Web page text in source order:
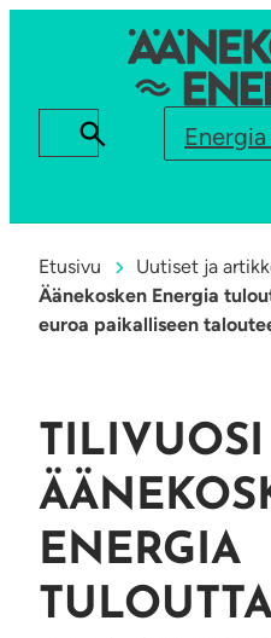
Etusivu Uutiset ja
Äänekosken Energia
euroa paikalliseen
ENERGIA